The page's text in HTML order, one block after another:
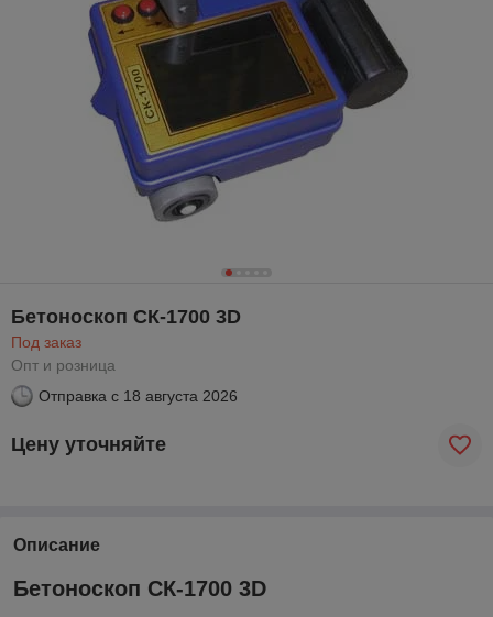
Бетоноскоп СК-1700 3D
Под заказ
Опт и розница
Отправка с 18 августа 2026
Цену уточняйте
Описание
Бетоноскоп СК-1700 3D